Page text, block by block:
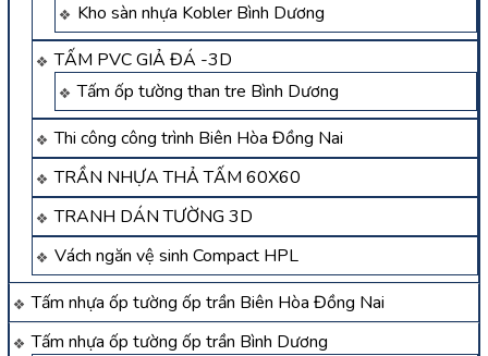
Kho sàn nhựa Kobler Bình Dương
TẤM PVC GIẢ ĐÁ -3D
Tấm ốp tường than tre Bình Dương
Thi công công trình Biên Hòa Đồng Nai
TRẦN NHỰA THẢ TẤM 60X60
TRANH DÁN TƯỜNG 3D
Vách ngăn vệ sinh Compact HPL
Tấm nhựa ốp tường ốp trần Biên Hòa Đồng Nai
Tấm nhựa ốp tường ốp trần Bình Dương